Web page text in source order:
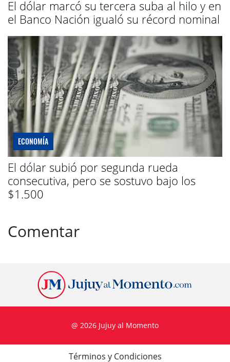
El dólar marcó su tercera suba al hilo y en
el Banco Nación igualó su récord nominal
ECONOMÍA
El dólar subió por segunda rueda
consecutiva, pero se sostuvo bajo los
$1.500
Comentar
@ 2026 Jujuy al Momento
Términos y Condiciones